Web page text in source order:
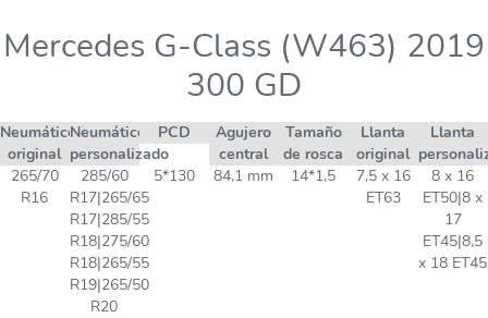
Mercedes G-Class (W463) 2019
300 GD
Neumático
original
Neumático
personalizado
PCD
Agujero
central
Tamaño
de rosca
Llanta
original
Llanta
265/70
R16
285/60
R17|265/65
R17|285/55
R18|275/60
R18|265/55
R19|265/50
R20
5*130 84,1 mm 14*1,5
7,5 x 16
ET63
8 x 16
ET50|8 x
17
ET45|8,5
x 18 ET45